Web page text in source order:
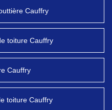
Cauffry
toiture Cauffry
Cauffry
toiture Cauffry